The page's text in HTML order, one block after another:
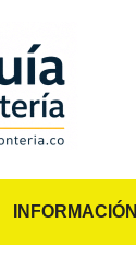
INFORMACIÓN